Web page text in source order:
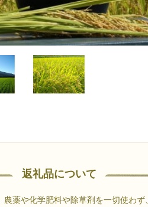
返礼品について
農薬や化学肥料や除草剤を一切使わず